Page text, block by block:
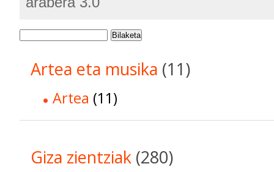
Bilaketa
Artea eta musika (11)
Artea (11)
Giza zientziak (280)